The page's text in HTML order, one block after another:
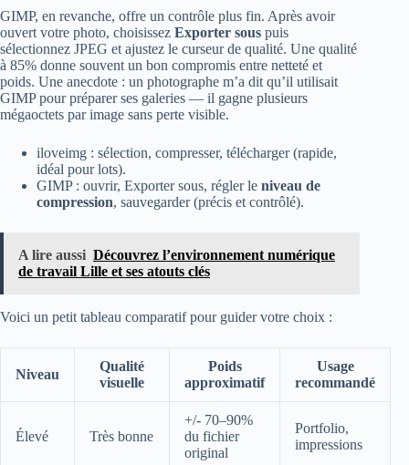
GIMP, en revanche, offre un contrôle plus fin. Après avoir
ouvert votre photo, choisissez Exporter sous puis
sélectionnez JPEG et ajustez le curseur de qualité. Une qualité
à 85% donne souvent un bon compromis entre netteté et
poids. Une anecdote : un photographe m’a dit qu’il utilisait
GIMP pour préparer ses galeries — il gagne plusieurs
mégaoctets par image sans perte visible.
iloveimg : sélection, compresser, télécharger (rapide,
idéal pour lots).
GIMP : ouvrir, Exporter sous, régler le niveau de
compression, sauvegarder (précis et contrôlé).
A lire aussi Découvrez l’environnement numérique
de travail Lille et ses atouts clés
Voici un petit tableau comparatif pour guider votre choix :
Niveau
Qualité
visuelle
Poids
approximatif
Usage
recommandé
Élevé Très bonne
+/- 70–90%
du fichier
original
Portfolio,
impressions